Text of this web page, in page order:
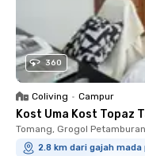
360
Coliving • Campur
Kost Uma Kost Topaz
Tomang, Grogol Petamburan
2.8 km dari gajah mada